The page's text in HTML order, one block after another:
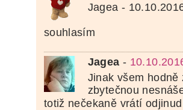
Jagea -
souhlasím
Jagea -
Jinak všem
zbytečnou
totiž nečekaně vrátí